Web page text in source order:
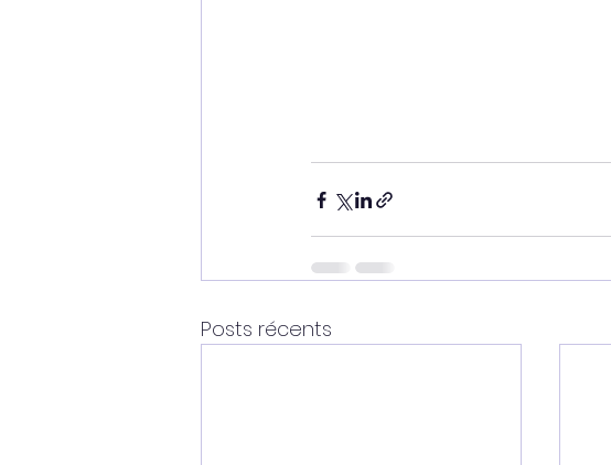
Posts récents